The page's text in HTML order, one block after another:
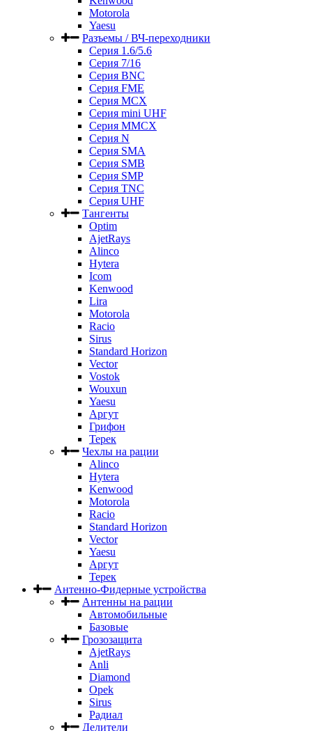
Motorola
Yaesu
Разъемы / ВЧ-переходники
Серия 1.6/5.6
Серия 7/16
Серия BNC
Серия FME
Серия MCX
Серия mini UHF
Серия MMCX
Серия N
Серия SMA
Серия SMB
Серия SMP
Серия TNC
Серия UHF
Тангенты
Optim
AjetRays
Alinco
Hytera
Icom
Kenwood
Lira
Motorola
Racio
Sirus
Standard Horizon
Vector
Vostok
Wouxun
Yaesu
Аргут
Грифон
Терек
Чехлы на рации
Alinco
Hytera
Kenwood
Motorola
Racio
Standard Horizon
Vector
Yaesu
Аргут
Терек
Антенно-Фидерные устройства
Антенны на рации
Автомобильные
Базовые
Грозозащита
AjetRays
Anli
Diamond
Opek
Sirus
Радиал
Делители